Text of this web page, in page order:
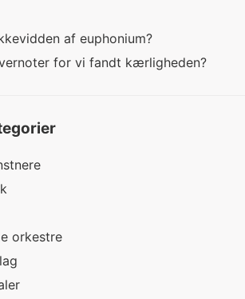
af ​​euphonium?
for vi fandt kærligheden?
orkestre